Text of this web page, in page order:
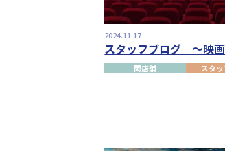
2024.11.17
スタッフブログ ～映
両店舗 スタ